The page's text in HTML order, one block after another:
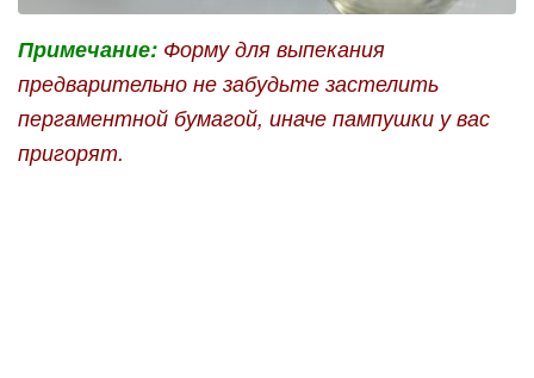
Примечание: Форму для выпекания
предварительно не забудьте застелить
пергаментной бумагой, иначе пампушки у вас
пригорят.